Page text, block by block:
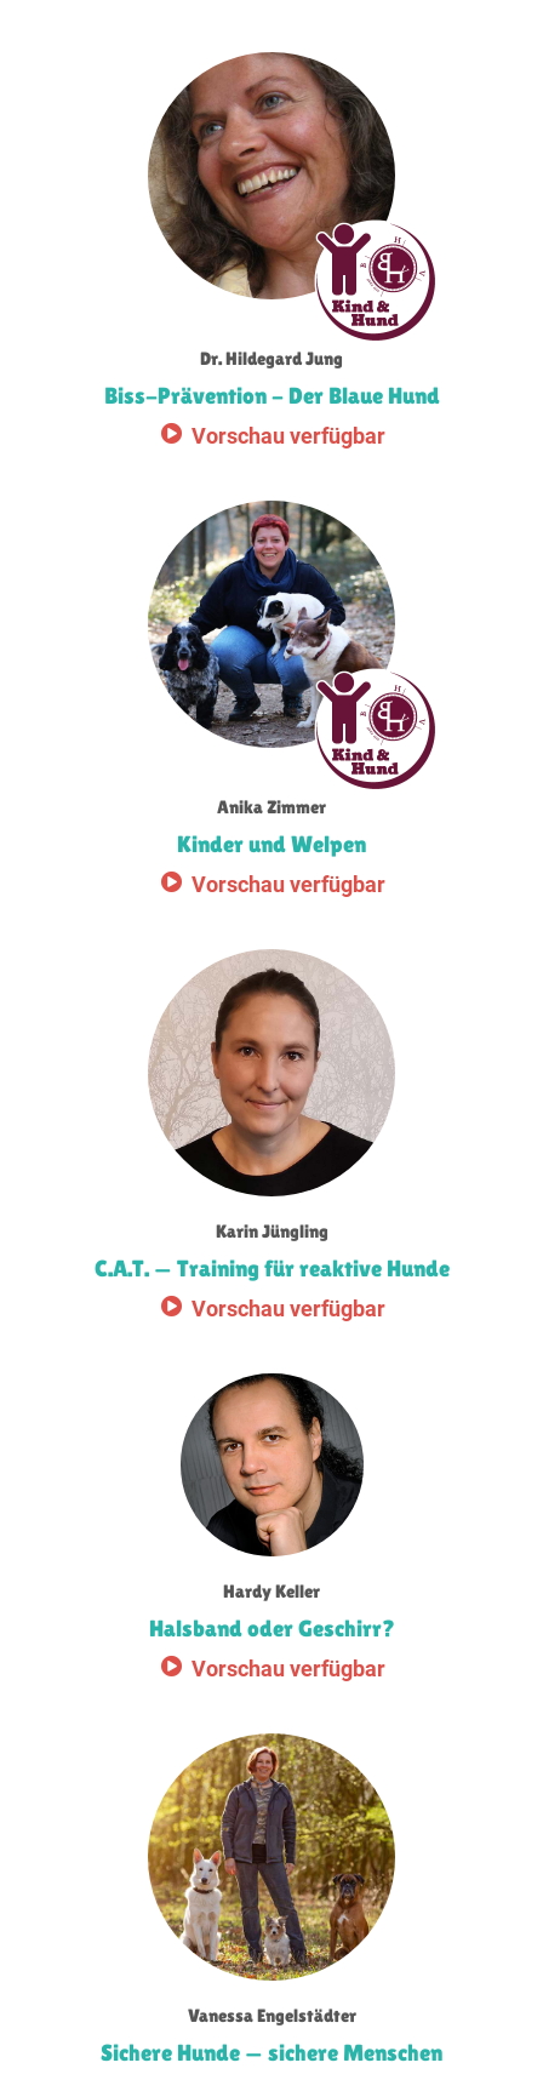
Dr. Hildegard Jung
Biss-Prävention - Der Blaue Hund
Vorschau verfügbar
Anika Zimmer
Kinder und Welpen
Vorschau verfügbar
Karin Jüngling
C.A.T. — Training für reaktive Hunde
Vorschau verfügbar
Hardy Keller
Halsband oder Geschirr?
Vorschau verfügbar
Vanessa Engelstädter
Sichere Hunde — sichere Menschen